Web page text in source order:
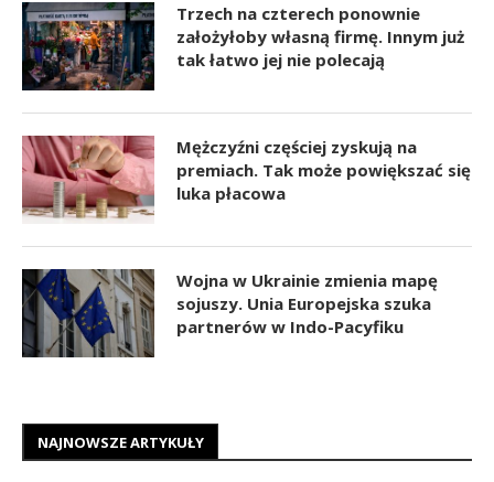
Trzech na czterech ponownie
założyłoby własną firmę. Innym już
tak łatwo jej nie polecają
Mężczyźni częściej zyskują na
premiach. Tak może powiększać się
luka płacowa
Wojna w Ukrainie zmienia mapę
sojuszy. Unia Europejska szuka
partnerów w Indo-Pacyfiku
NAJNOWSZE ARTYKUŁY